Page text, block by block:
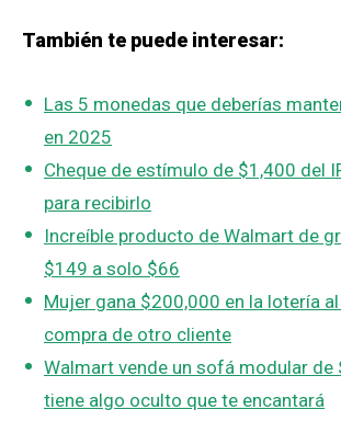
También te puede interesar:
Las 5 monedas que deberías
en 2025
Cheque de estímulo de $1,400 del
para recibirlo
Increíble producto de Walmart de
$149 a solo $66
Mujer gana $200,000 en la lotería
compra de otro cliente
Walmart vende un sofá modular de
tiene algo oculto que te encantará